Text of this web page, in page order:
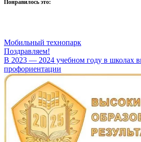
Понравилось это:
Мобильный технопарк
Навигация
по
записям
Поздравляем!
В 2023 — 2024 учебном году в школах
профориентации